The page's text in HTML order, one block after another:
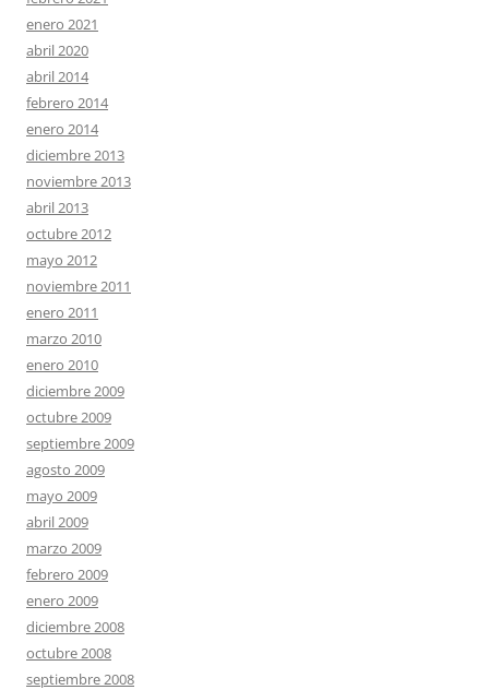
enero 2021
abril 2020
abril 2014
febrero 2014
enero 2014
diciembre 2013
noviembre 2013
abril 2013
octubre 2012
mayo 2012
noviembre 2011
enero 2011
marzo 2010
enero 2010
diciembre 2009
octubre 2009
septiembre 2009
agosto 2009
mayo 2009
abril 2009
marzo 2009
febrero 2009
enero 2009
diciembre 2008
octubre 2008
septiembre 2008